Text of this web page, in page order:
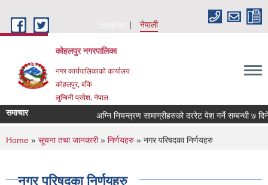
English
नेपाली
कोहलपुर नगरपालिका
नगर कार्यपालिकाको कार्यालय
कोहलपुर, बाँके
लुम्बिनी प्रदेश, नेपाल
समाचार
You are here
Home » सूचना तथा जानकारी» निर्णयहरु » नगर परिषदका निर्णयहरु
नगर परिषदका निर्णयहरु